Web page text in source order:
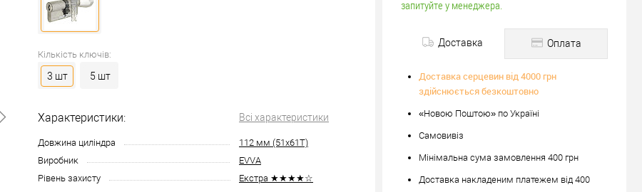
Кількість ключів:
3 шт 5 шт
Характеристики: Всі характеристики
Довжина циліндра
112 мм (51x61T)
Виробник
EVVA
Рівень захисту
Екстра ★★★★☆
запитуйте у менеджера.
Доставка Оплата
Доставка серцевин від 4000 грн
здійснюється безкоштовно
«Новою Поштою» по Україні
Самовивіз
Мінімальна сума замовлення 400 грн
Доставка накладеним платежем від 400